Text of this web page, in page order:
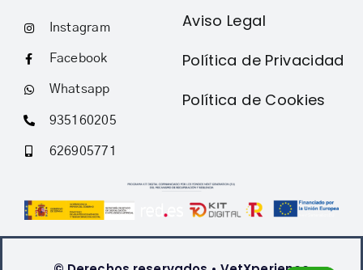
Instagram
Facebook
Whatsapp
935160205
626905771
Aviso Legal
Política de Privacidad
Política de Cookies